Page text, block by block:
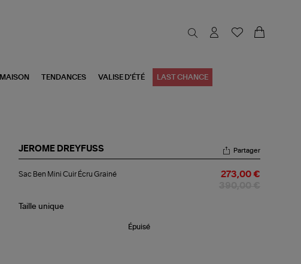
MAISON TENDANCES VALISE D'ÉTÉ LAST CHANCE
JEROME DREYFUSS
Ben
Écru
Partager
Sac Ben Mini Cuir Écru Grainé 273,00 €
Taille unique
Épuisé